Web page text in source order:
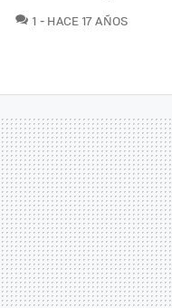
1 COMENTARIOS
HACE 17 AÑOS